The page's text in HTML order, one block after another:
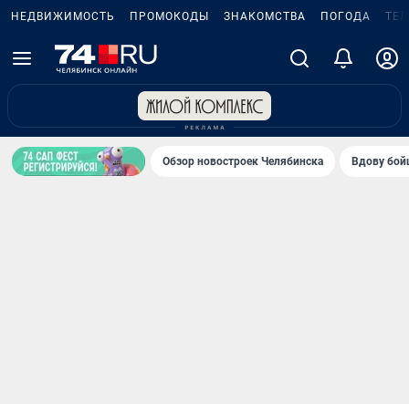
НЕДВИЖИМОСТЬ ПРОМОКОДЫ ЗНАКОМСТВА ПОГОДА
Обзор новостроек Челябинска Вдову